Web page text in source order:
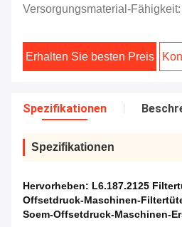
Versorgungsmaterial-Fähigkeit:
Erhalten Sie besten Preis
Spezifikationen
Spezifikationen
Hervorheben: L6.187.2125
Offsetdruck-Maschinen-
Soem-Offsetdruck-Maschinen-